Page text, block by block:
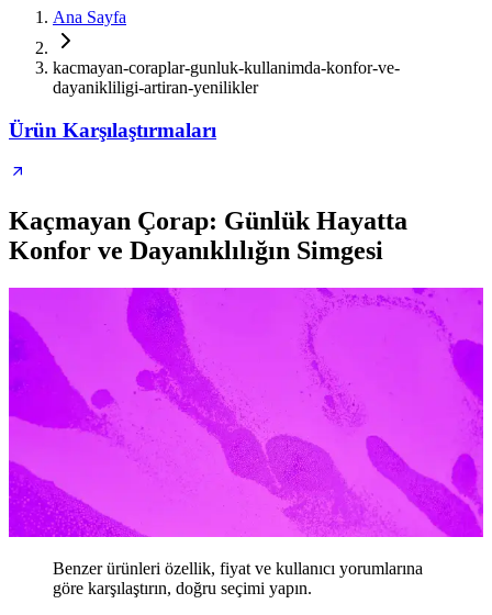
Ana Sayfa
kacmayan-coraplar-gunluk-kullanimda-konfor-ve-
dayanikliligi-artiran-yenilikler
Ürün Karşılaştırmaları
Kaçmayan Çorap: Günlük Hayatta
Konfor ve Dayanıklılığın Simgesi
Benzer ürünleri özellik, fiyat ve kullanıcı yorumlarına
göre karşılaştırın, doğru seçimi yapın.